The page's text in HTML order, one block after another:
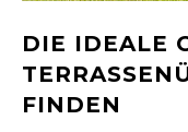
DIE IDEALE
INDEN